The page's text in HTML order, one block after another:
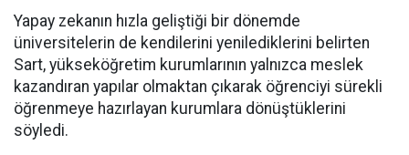
Yapay zekanın hızla geliştiği bir dönemde
üniversitelerin de kendilerini yenilediklerini belirten
Sart, yükseköğretim kurumlarının yalnızca meslek
kazandıran yapılar olmaktan çıkarak öğrenciyi sürekli
öğrenmeye hazırlayan kurumlara dönüştüklerini
söyledi.